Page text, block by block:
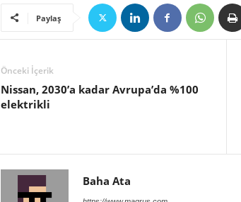
Paylaş
Önceki İçerik
Nissan, 2030’a kadar Avrupa’da %100
elektrikli
Baha Ata